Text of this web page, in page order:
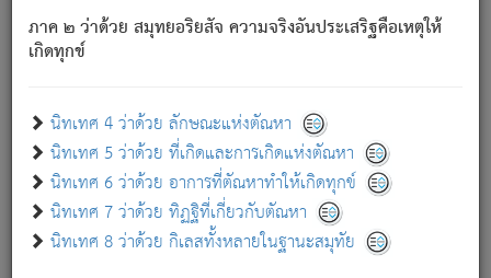
ภาค ๒ ว่าด้วย สมุทยอริยสัจ ความจริงอันประเสริฐคือเหตุให้
เกิดทุกข์
นิทเทศ 4 ว่าด้วย ลักษณะแห่งตัณหา
นิทเทศ 5 ว่าด้วย ที่เกิดและการเกิดแห่งตัณหา
นิทเทศ 6 ว่าด้วย อาการที่ตัณหาทำให้เกิดทุกข์
นิทเทศ 7 ว่าด้วย ทิฏฐิที่เกี่ยวกับตัณหา
นิทเทศ 8 ว่าด้วย กิเลสทั้งหลายในฐานะสมุทัย
อันเป็นไปในที่หรือเวลาทั้งปวง[3]เพื่อความมีแห่งประโยชน์โดย
ประการทั้งปวง; ภพทั้งหลายทั้งหมดนั้น ไม่เที่ยง เป็นทุกข์ มี
ความแปรปรวนเป็นธรรมดา.
อย่างนี้อยู่; เขาย่อมละภวตัณหาได้ และไม่เพลิดเพลินวิภวตัณหา
ด้วย.
ความดับเพราะความสำรอกไม่เหลือ (แห่งภพทั้งหลาย)
เพราะความสิ้นไปแห่งตัณหาโดยประการทั้งปวง นั้นคือ
นิพพาน.
ภพใหม่ย่อมไม่มีแก่ภิกษุนั้น ผู้ดับเย็นสนิทแล้ว เพราะไม่มี